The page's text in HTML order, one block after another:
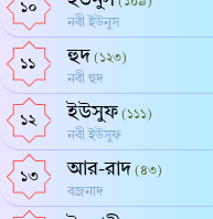
১০
নবী ইউনুস
১১ হুদ (১২৩)
নবী হুদ
১২ ইউসুফ (১১১)
নবী ইউসুফ
১৩ আর-রাদ (৪৩)
বজ্রনাদ